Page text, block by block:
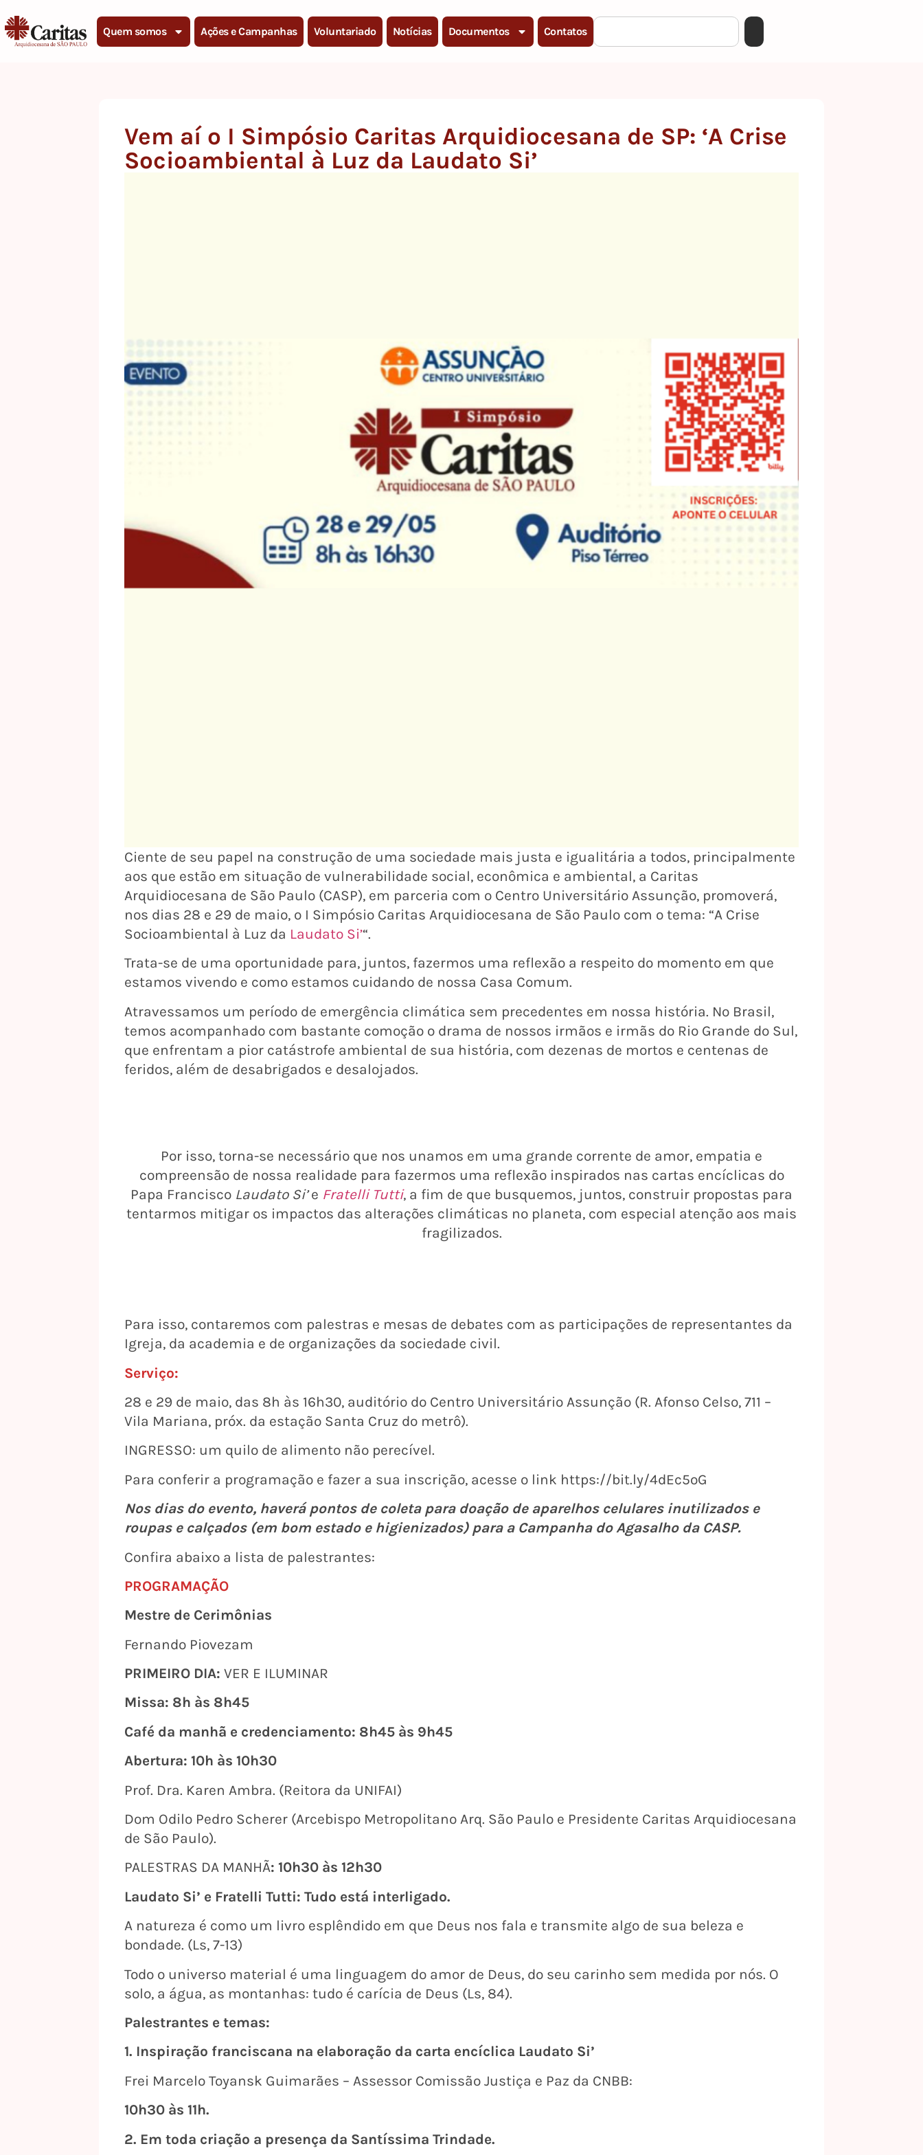
Quem somos Ações e Campanhas Voluntariado Notícias Documentos Contatos
Vem aí o I Simpósio Caritas Arquidiocesana de SP: ‘A Crise
Socioambiental à Luz da Laudato Si’
Ciente de seu papel na construção de uma sociedade mais justa e igualitária a todos, principalmente
aos que estão em situação de vulnerabilidade social, econômica e ambiental, a Caritas
Arquidiocesana de São Paulo (CASP), em parceria com o Centro Universitário Assunção, promoverá,
nos dias 28 e 29 de maio, o I Simpósio Caritas Arquidiocesana de São Paulo com o tema: “A Crise
Socioambiental à Luz da Laudato Si’“.
Trata-se de uma oportunidade para, juntos, fazermos uma reflexão a respeito do momento em que
estamos vivendo e como estamos cuidando de nossa Casa Comum.
Atravessamos um período de emergência climática sem precedentes em nossa história. No Brasil,
temos acompanhado com bastante comoção o drama de nossos irmãos e irmãs do Rio Grande do Sul,
que enfrentam a pior catástrofe ambiental de sua história, com dezenas de mortos e centenas de
feridos, além de desabrigados e desalojados.
Por isso, torna-se necessário que nos unamos em uma grande corrente de amor, empatia e
compreensão de nossa realidade para fazermos uma reflexão inspirados nas cartas encíclicas do
Papa Francisco Laudato Si’e Fratelli Tutti, a fim de que busquemos, juntos, construir propostas para
tentarmos mitigar os impactos das alterações climáticas no planeta, com especial atenção aos mais
fragilizados.
Para isso, contaremos com palestras e mesas de debates com as participações de representantes da
Igreja, da academia e de organizações da sociedade civil.
Serviço:
28 e 29 de maio, das 8h às 16h30, auditório do Centro Universitário Assunção (R. Afonso Celso, 711 –
Vila Mariana, próx. da estação Santa Cruz do metrô).
INGRESSO: um quilo de alimento não perecível.
Para conferir a programação e fazer a sua inscrição, acesse o link https://bit.ly/4dEc5oG
Nos dias do evento, haverá pontos de coleta para doação de aparelhos celulares inutilizados e
roupas e calçados (em bom estado e higienizados) para a Campanha do Agasalho da CASP.
Confira abaixo a lista de palestrantes:
PROGRAMAÇÃO
Mestre de Cerimônias
Fernando Piovezam
PRIMEIRO DIA: VER E ILUMINAR
Missa: 8h às 8h45
Café da manhã e credenciamento: 8h45 às 9h45
Abertura: 10h às 10h30
Prof. Dra. Karen Ambra. (Reitora da UNIFAI)
Dom Odilo Pedro Scherer (Arcebispo Metropolitano Arq. São Paulo e Presidente Caritas Arquidiocesana
de São Paulo).
PALESTRAS DA MANHÃ: 10h30 às 12h30
Laudato Si’ e Fratelli Tutti: Tudo está interligado.
A natureza é como um livro esplêndido em que Deus nos fala e transmite algo de sua beleza e
bondade. (Ls, 7-13)
Todo o universo material é uma linguagem do amor de Deus, do seu carinho sem medida por nós. O
solo, a água, as montanhas: tudo é carícia de Deus (Ls, 84).
Palestrantes e temas:
1. Inspiração franciscana na elaboração da carta encíclica Laudato Si’
Frei Marcelo Toyansk Guimarães – Assessor Comissão Justiça e Paz da CNBB:
10h30 às 11h.
2. Em toda criação a presença da Santíssima Trindade.